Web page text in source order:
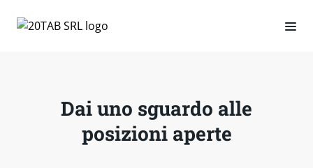
Dai uno sguardo alle
posizioni aperte